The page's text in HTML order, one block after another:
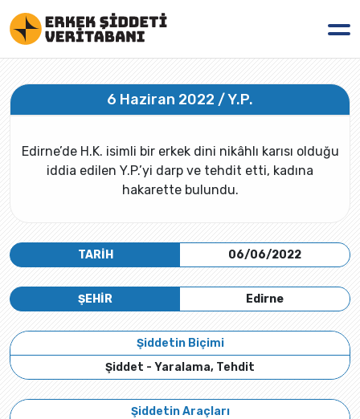
6 Haziran 2022 / Y.P.
Edirne’de H.K. isimli bir erkek dini nikâhlı karısı olduğu
iddia edilen Y.P.’yi darp ve tehdit etti, kadına
hakarette bulundu.
TARİH 06/06/2022
Edirne
ŞEHİR
Şiddetin Biçimi
Şiddet - Yaralama, Tehdit
Şiddetin Araçları